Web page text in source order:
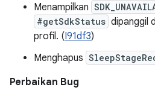
Menampilkan
#getSdkStatus dipanggil
profil. (I91df3)
Menghapus
Perbaikan Bug